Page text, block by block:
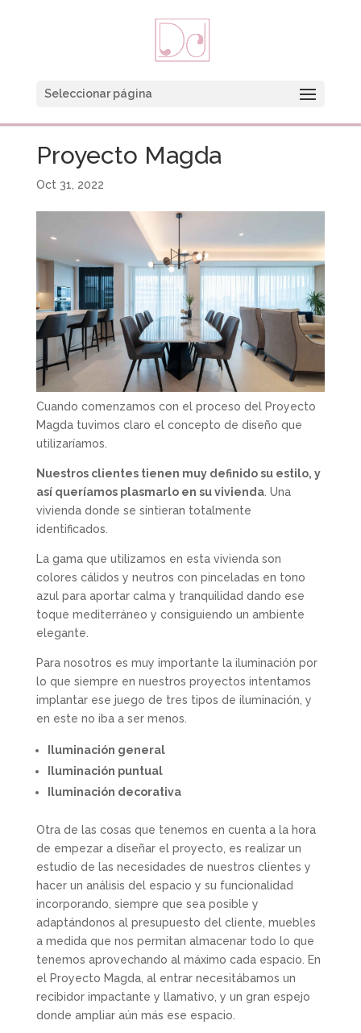
Seleccionar página
Proyecto Magda
Oct 31, 2022
Cuando comenzamos con el proceso del Proyecto
Magda tuvimos claro el concepto de diseño que
utilizaríamos.
Nuestros clientes tienen muy definido su estilo, y
así queríamos plasmarlo en su vivienda. Una
vivienda donde se sintieran totalmente
identificados.
La gama que utilizamos en esta vivienda son
colores cálidos y neutros con pinceladas en tono
azul para aportar calma y tranquilidad dando ese
toque mediterráneo y consiguiendo un ambiente
elegante.
Para nosotros es muy importante la iluminación por
lo que siempre en nuestros proyectos intentamos
implantar ese juego de tres tipos de iluminación, y
en este no iba a ser menos.
Iluminación general
Iluminación puntual
Iluminación decorativa
Otra de las cosas que tenemos en cuenta a la hora
de empezar a diseñar el proyecto, es realizar un
estudio de las necesidades de nuestros clientes y
hacer un análisis del espacio y su funcionalidad
incorporando, siempre que sea posible y
adaptándonos al presupuesto del cliente, muebles
a medida que nos permitan almacenar todo lo que
tenemos aprovechando al máximo cada espacio. En
el Proyecto Magda, al entrar necesitábamos un
recibidor impactante y llamativo, y un gran espejo
donde ampliar aún más ese espacio.